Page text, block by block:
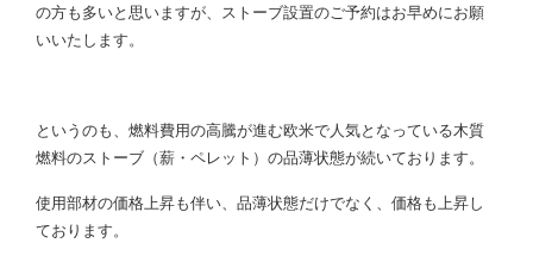
の方も多いと思いますが、ストーブ設置のご予約はお早めにお願
いいたします。
というのも、燃料費用の高騰が進む欧米で人気となっている木質
燃料のストーブ（薪・ペレット）の品薄状態が続いております。
使用部材の価格上昇も伴い、品薄状態だけでなく、価格も上昇し
ております。